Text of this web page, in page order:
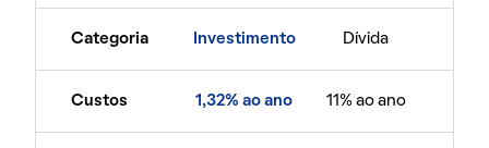
Categoria Investimento Dívida
Custos 1,32% ao ano 11% ao ano